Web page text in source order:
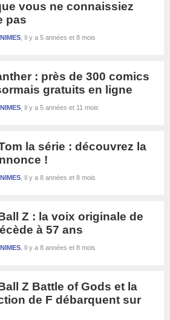
vous ne connaissiez
pas
Il y a 5 années et 8 mois
: près de 300 comics
gratuits en ligne
Il y a 5 années et 11 mois
la série : découvrez la
!
Il y a 8 années et 8 mois
Z : la voix originale de
à 57 ans
Il y a 8 années et 8 mois
Z Battle of Gods et la
de F débarquent sur